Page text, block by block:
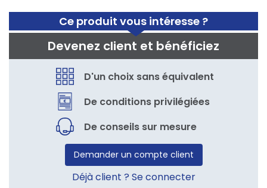
Ce produit vous intéresse ?
Devenez client et bénéficiez
D'un choix sans équivalent
De conditions privilégiées
De conseils sur mesure
Demander un compte client
Déjà client ? Se connecter